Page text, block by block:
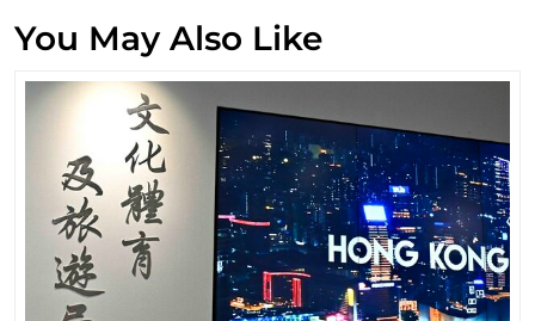
You May Also Like